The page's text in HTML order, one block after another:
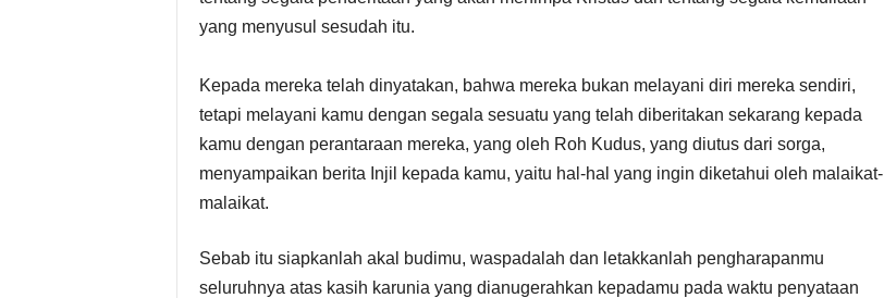
yang menyusul sesudah itu.
Kepada mereka telah dinyatakan, bahwa mereka bukan melayani diri mereka sendiri,
tetapi melayani kamu dengan segala sesuatu yang telah diberitakan sekarang kepada
kamu dengan perantaraan mereka, yang oleh Roh Kudus, yang diutus dari sorga,
menyampaikan berita Injil kepada kamu, yaitu hal-hal yang ingin diketahui oleh malaikat-
malaikat.
Sebab itu siapkanlah akal budimu, waspadalah dan letakkanlah pengharapanmu
seluruhnya atas kasih karunia yang dianugerahkan kepadamu pada waktu penyataan